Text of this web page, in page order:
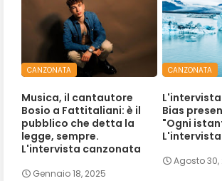
CANZONATA
Musica, il cantautore
Bosio a Fattitaliani: è il
pubblico che detta la
legge, sempre.
L'intervista canzonata
Gennaio 18, 2025
CANZONATA
Bias
"Ogni
Agosto 30,